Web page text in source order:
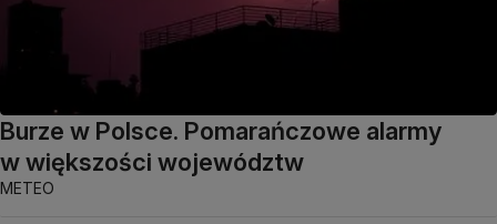
Burze w Polsce. Pomarańczowe alarmy
w większości województw
METEO